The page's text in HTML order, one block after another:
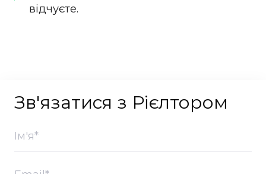
відчуєте.
Зв'язатися з Рієлтором